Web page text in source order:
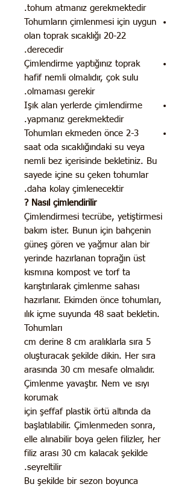
tohum atmanız gerekmektedir.
Tohumların çimlenmesi için uygun
olan toprak sıcaklığı 20-22
derecedir.
Çimlendirme yaptığınız toprak
hafif nemli olmalıdır, çok sulu
olmaması gerekir.
Işık alan yerlerde çimlendirme
yapmanız gerekmektedir.
Tohumları ekmeden önce 2-3
saat oda sıcaklığındaki su veya
nemli bez içerisinde bekletiniz. Bu
sayede içine su çeken tohumlar
daha kolay çimlenecektir.
Nasıl çimlendirilir ?
Çimlendirmesi tecrübe, yetiştirmesi
bakım ister. Bunun için bahçenin
güneş gören ve yağmur alan bir
yerinde hazırlanan toprağın üst
kısmına kompost ve torf ta
karıştırılarak çimlenme sahası
hazırlanır. Ekimden önce tohumları,
ılık içme suyunda 48 saat bekletin.
Tohumları
5 cm derine 8 cm aralıklarla sıra
oluşturacak şekilde dikin. Her sıra
arasında 30 cm mesafe olmalıdır.
Çimlenme yavaştır. Nem ve ısıyı
korumak
için şeffaf plastik örtü altında da
başlatılabilir. Çimlenmeden sonra,
elle alınabilir boya gelen filizler, her
filiz arası 30 cm kalacak şekilde
seyreltilir.
Bu şekilde bir sezon boyunca